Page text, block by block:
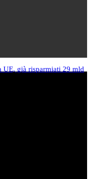
UE, già risparmiati 29 mld